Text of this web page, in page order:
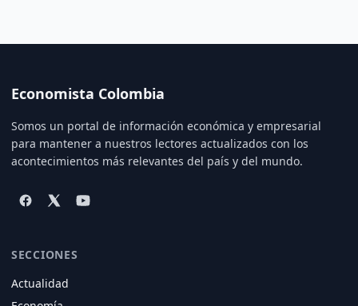
Economista Colombia
Somos un portal de información económica y empresarial
para mantener a nuestros lectores actualizados con los
acontecimientos más relevantes del país y del mundo.
SECCIONES
Actualidad